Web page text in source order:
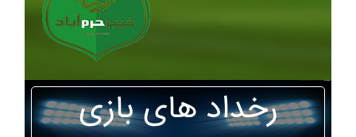
رخداد های بازی